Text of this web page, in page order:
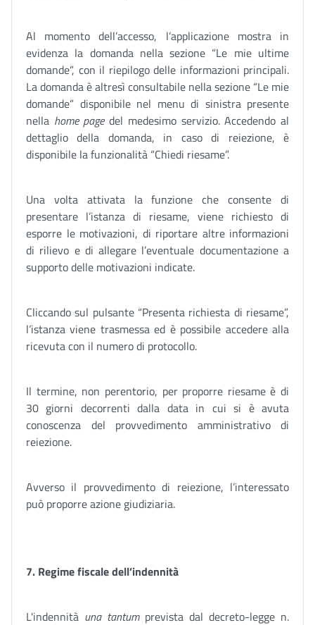
Al momento dell’accesso, l’applicazione mostra in
evidenza la domanda nella sezione “Le mie ultime
domande”, con il riepilogo delle informazioni principali.
La domanda è altresì consultabile nella sezione “Le mie
domande” disponibile nel menu di sinistra presente
nella home pagedel medesimo servizio. Accedendo al
dettaglio della domanda, in caso di reiezione, è
disponibile la funzionalità “Chiedi riesame”.
Una volta attivata la funzione che consente di
presentare l’istanza di riesame, viene richiesto di
esporre le motivazioni, di riportare altre informazioni
di rilievo e di allegare l’eventuale documentazione a
supporto delle motivazioni indicate.
Cliccando sul pulsante “Presenta richiesta di riesame”,
l’istanza viene trasmessa ed è possibile accedere alla
ricevuta con il numero di protocollo.
Il termine, non perentorio, per proporre riesame è di
30 giorni decorrenti dalla data in cui si è avuta
conoscenza del provvedimento amministrativo di
reiezione.
Avverso il provvedimento di reiezione, l’interessato
può proporre azione giudiziaria.
7. Regime fiscale dell’indennità
L'indennità una tantumprevista dal decreto-legge n.